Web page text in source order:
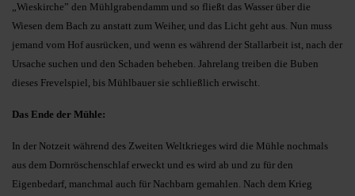
„Wieskirche” den Mühlgrabendamm und so fließt das Wasser über die
Wiesen dem Bach zu anstatt zum Weiher, und das Licht geht aus. Nun muss
jemand vom Hof ausrücken, und wenn es während der Stallarbeit ist, nach der
Ursache suchen und den Schaden beheben. Jahrelang treiben die Buben
dieses Frevelspiel, bis Mühlbauer sie schließlich erwischt.
Das Ende der Mühle:
In der Notzeit während des Zweiten Weltkrieges wird die Mühle nochmals
aus dem Dornröschenschlaf erweckt und es wird ab und zu für den
Eigenbedarf, manchmal auch für Nachbarn gemahlen. Nach dem Krieg